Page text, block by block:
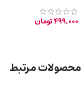
499,000تومان
محصولات مرتبط